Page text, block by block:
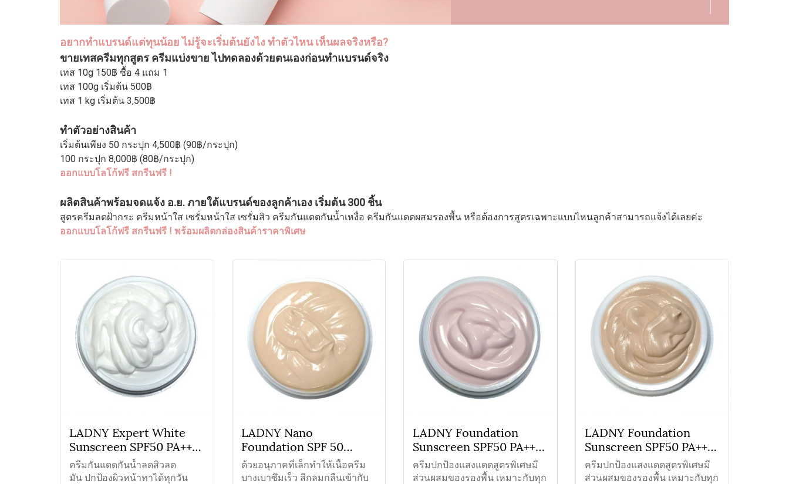
อยากทำแบรนด์แต่ทุนน้อย ไม่รู้จะเริ่มต้นยังไง ทำตัวไหน เห็นผลจริงหรือ?
ขายเทสครีมทุกสูตร ครีมแบ่งขาย ไปทดลองด้วยตนเองก่อนทำแบรนด์จริง
เทส 10g 150฿ ซื้อ 4 แถม 1
เทส 100g เริ่มต้น 500฿
เทส 1 kg เริ่มต้น 3,500฿
ทำตัวอย่างสินค้า
เริ่มต้นเพียง 50 กระปุก 4,500฿ (90฿/กระปุก)
100 กระปุก 8,000฿ (80฿/กระปุก)
ออกแบบโลโก้ฟรี สกรีนฟรี !
ผลิตสินค้าพร้อมจดแจ้ง อ.ย. ภายใต้แบรนด์ของลูกค้าเอง เริ่มต้น 300 ชิ้น
สูตรครีมลดฝ้ากระ ครีมหน้าใส เซรั่มหน้าใส เซรั่มสิว ครีมกันแดดกันน้ำเหงื่อ ครีมกันแดดผสมรองพื้น หรือต้องการสูตรเฉพาะแบบไหนลูกค้าสามารถแจ้งได้เลยค่ะ
ออกแบบโลโก้ฟรี สกรีนฟรี ! พร้อมผลิตกล่องสินค้าราคาพิเศษ
LADNY Expert White
Sunscreen SPF50 PA+++
ครีมกันแดดคุมมันไม่มีรอง
พื้น
ครีมกันแดดกันน้ำลดสิวลด
มัน ปกป้องผิวหน้าทาได้ทุกวัน
LADNY Nano
Foundation SPF 50
PA+++ ครีมกันแดดรองพื้น
สูตรปกปิด
ด้วยอนุภาคที่เล็กทำให้เนื้อครีม
บางเบาซึมเร็ว สีกลมกลืนเข้ากับ
LADNY Foundation
Sunscreen SPF50 PA+++
ครีมกันแดดใยไหมรอง
พื้น#01
ครีมปกป้องแสงแดดสูตรพิเศษมี
ส่วนผสมของรองพื้น เหมาะกับทุก
LADNY Foundation
Sunscreen SPF50 PA+++
ครีมกันแดดใยไหมรอง
พื้น#02
ครีมปกป้องแสงแดดสูตรพิเศษมี
ส่วนผสมของรองพื้น เหมาะกับทุก